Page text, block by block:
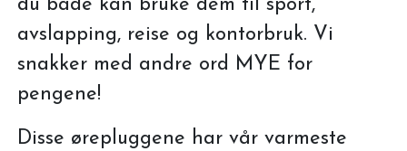
du både kan bruke dem til sport,
avslapping, reise og kontorbruk. Vi
snakker med andre ord MYE for
pengene!
Disse ørepluggene har vår varmeste